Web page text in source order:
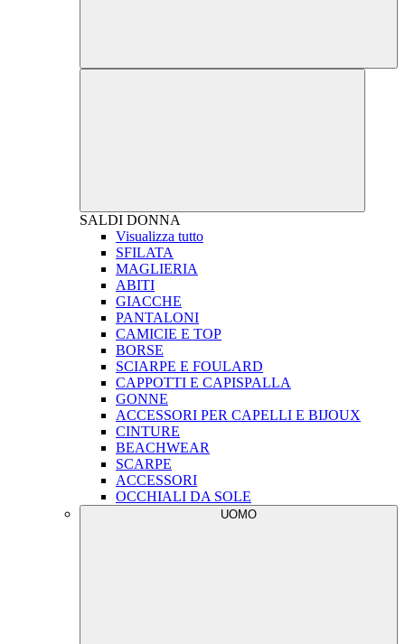
SALDI DONNA
Visualizza tutto
SFILATA
MAGLIERIA
ABITI
GIACCHE
PANTALONI
CAMICIE E TOP
BORSE
SCIARPE E FOULARD
CAPPOTTI E CAPISPALLA
GONNE
ACCESSORI PER CAPELLI E BIJOUX
CINTURE
BEACHWEAR
SCARPE
ACCESSORI
OCCHIALI DA SOLE
UOMO